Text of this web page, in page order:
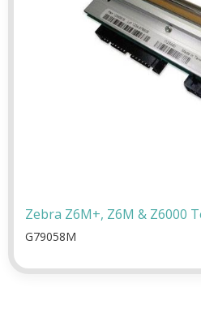
Zebra Z6M+, Z6M & Z6000
G79058M